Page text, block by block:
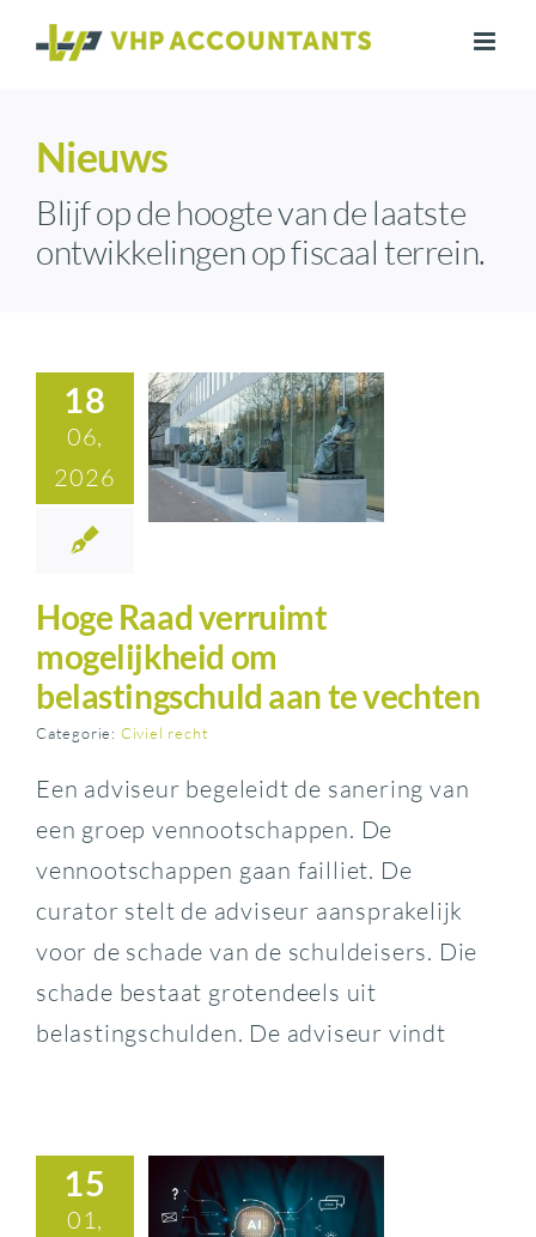
naar
Nieuws
Blijf op de hoogte van de laatste
ontwikkelingen op fiscaal terrein.
18
06,
2026
Hoge Raad verruimt
mogelijkheid om
belastingschuld aan te vechten
Categorie: Civiel recht
Een adviseur begeleidt de sanering van
een groep vennootschappen. De
vennootschappen gaan failliet. De
curator stelt de adviseur aansprakelijk
voor de schade van de schuldeisers. Die
schade bestaat grotendeels uit
belastingschulden. De adviseur vindt
15
01,